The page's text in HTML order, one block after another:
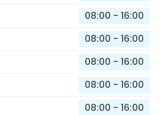
08:00 - 16:00
08:00 - 16:00
08:00 - 16:00
08:00 - 16:00
08:00 - 16:00